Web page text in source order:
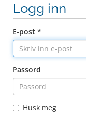
Logg inn
E-post *
Passord
Husk meg